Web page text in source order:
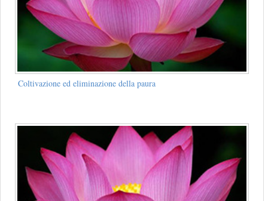
Coltivazione ed eliminazione della paura